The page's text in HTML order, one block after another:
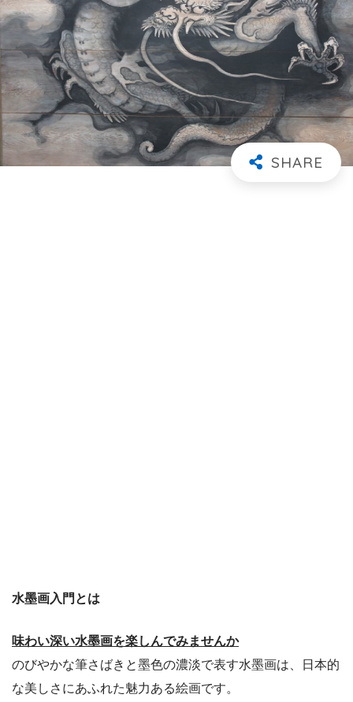
水墨画入門とは
味わい深い水墨画を楽しんでみませんか
のびやかな筆さばきと墨色の濃淡で表す水墨画は、日本的
な美しさにあふれた魅力ある絵画です。